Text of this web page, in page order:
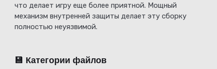
что делает игру еще более приятной. Мощный
механизм внутренней защиты делает эту сборку
полностью неуязвимой.
💾 Категории файлов